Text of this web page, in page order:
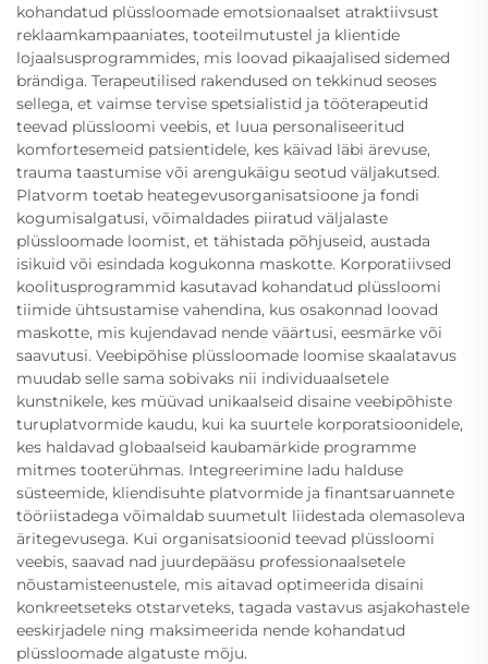
kohandatud plüssloomade emotsionaalset atraktiivsust
reklaamkampaaniates, tooteilmutustel ja klientide
lojaalsusprogrammides, mis loovad pikaajalised sidemed
brändiga. Terapeutilised rakendused on tekkinud seoses
sellega, et vaimse tervise spetsialistid ja tööterapeutid
teevad plüssloomi veebis, et luua personaliseeritud
komfortesemeid patsientidele, kes käivad läbi ärevuse,
trauma taastumise või arengukäigu seotud väljakutsed.
Platvorm toetab heategevusorganisatsioone ja fondi
kogumisalgatusi, võimaldades piiratud väljalaste
plüssloomade loomist, et tähistada põhjuseid, austada
isikuid või esindada kogukonna maskotte. Korporatiivsed
koolitusprogrammid kasutavad kohandatud plüssloomi
tiimide ühtsustamise vahendina, kus osakonnad loovad
maskotte, mis kujendavad nende väärtusi, eesmärke või
saavutusi. Veebipõhise plüssloomade loomise skaalatavus
muudab selle sama sobivaks nii individuaalsetele
kunstnikele, kes müüvad unikaalseid disaine veebipõhiste
turuplatvormide kaudu, kui ka suurtele korporatsioonidele,
kes haldavad globaalseid kaubamärkide programme
mitmes tooterühmas. Integreerimine ladu halduse
süsteemide, kliendisuhte platvormide ja finantsaruannete
tööriistadega võimaldab suumetult liidestada olemasoleva
äritegevusega. Kui organisatsioonid teevad plüssloomi
veebis, saavad nad juurdepääsu professionaalsetele
nõustamisteenustele, mis aitavad optimeerida disaini
konkreetseteks otstarveteks, tagada vastavus asjakohastele
eeskirjadele ning maksimeerida nende kohandatud
plüssloomade algatuste mõju.